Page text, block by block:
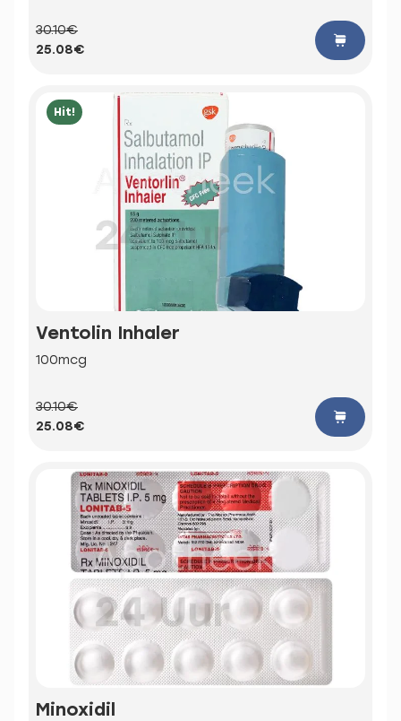
30.10€
25.08€
Hit!
Ventolin Inhaler
100mcg
30.10€
25.08€
Minoxidil